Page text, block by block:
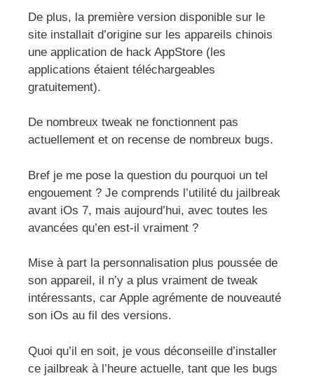
De plus, la première version disponible sur le
site installait d’origine sur les appareils chinois
une application de hack AppStore (les
applications étaient téléchargeables
gratuitement).
De nombreux tweak ne fonctionnent pas
actuellement et on recense de nombreux bugs.
Bref je me pose la question du pourquoi un tel
engouement ? Je comprends l’utilité du jailbreak
avant iOs 7, mais aujourd’hui, avec toutes les
avancées qu’en est-il vraiment ?
Mise à part la personnalisation plus poussée de
son appareil, il n’y a plus vraiment de tweak
intéressants, car Apple agrémente de nouveauté
son iOs au fil des versions.
Quoi qu’il en soit, je vous déconseille d’installer
ce jailbreak à l’heure actuelle, tant que les bugs